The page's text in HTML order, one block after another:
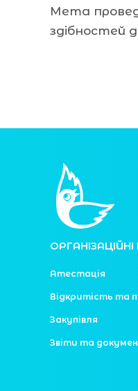
Мета
здібностей
Атестація
Відкритість та
Закупівля
Звіти та